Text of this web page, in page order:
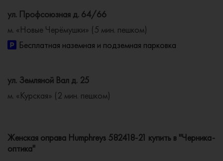
ул. Профсоюзная д. 64/66
м. «Новые Черёмушки» (5 мин. пешком)
Бесплатная наземная и подземная парковка
ул. Земляной Вал д. 25
м. «Курская» (2 мин. пешком)
Женская оправа Humphreys 582418-21 купить в "Черника-
оптика"